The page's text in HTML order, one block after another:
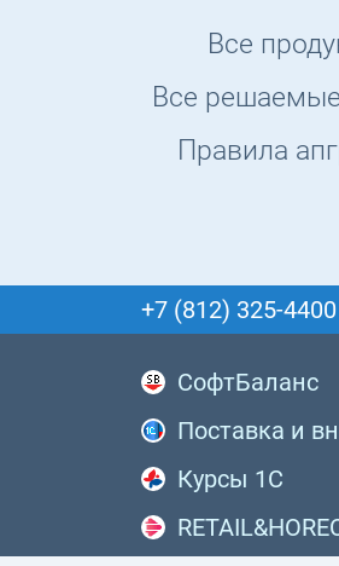
Все
Все
Правила
+7 (812) 325-4400
СофтБаланс
Поставка и
Курсы 1С